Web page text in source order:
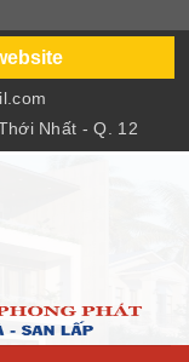
Nhất - Q. 12